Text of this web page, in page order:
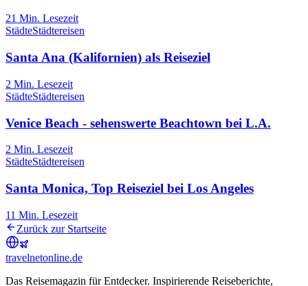
21 Min. Lesezeit
StädteStädtereisen
Santa Ana (Kalifornien) als Reiseziel
2 Min. Lesezeit
StädteStädtereisen
Venice Beach - sehenswerte Beachtown bei L.A.
2 Min. Lesezeit
StädteStädtereisen
Santa Monica, Top Reiseziel bei Los Angeles
11 Min. Lesezeit
Zurück zur Startseite
travelnetonline.de
Das Reisemagazin für Entdecker. Inspirierende Reiseberichte,